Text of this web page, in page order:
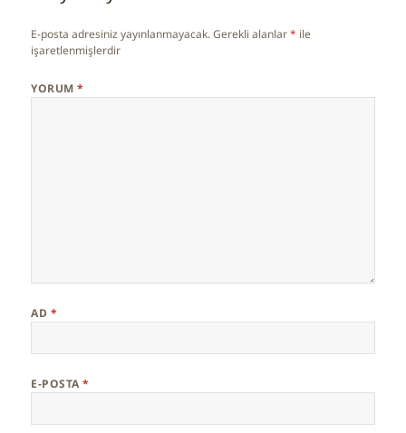
E-posta adresiniz yayınlanmayacak. Gerekli alanlar* ile
işaretlenmişlerdir
YORUM*
AD *
E-POSTA*